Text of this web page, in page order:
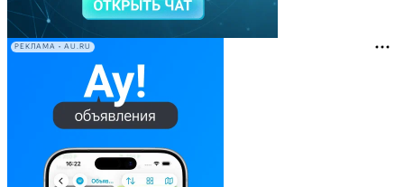
РЕКЛАМА • AU.RU